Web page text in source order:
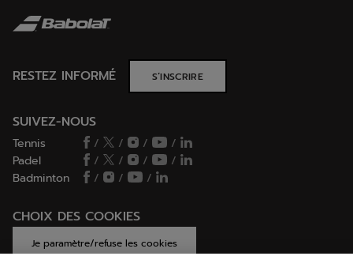
RESTEZ INFORMÉ S’INSCRIRE
SUIVEZ-NOUS
Tennis / / /
/
Padel
/ / /
/
Badminton
/ / /
CHOIX DES COOKIES
Je paramètre/refuse les cookies